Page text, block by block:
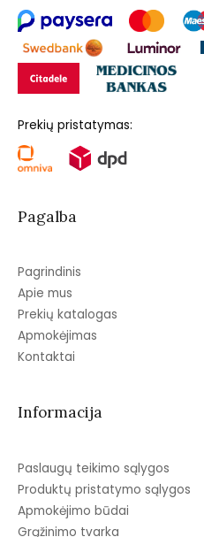
Prekių pristatymas:
Pagalba
Pagrindinis
Apie mus
Prekių katalogas
Apmokėjimas
Kontaktai
Informacija
Paslaugų teikimo sąlygos
Produktų pristatymo sąlygos
Apmokėjimo būdai
Grąžinimo tvarka